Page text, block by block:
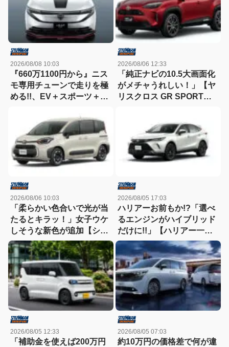
2026/08/08 10:03
『660万1100円から』ニス
モ専用チューンで走りを極
める!!、EV＋スポーツ＋ク
型リーフNISMO】
2026/08/06 12:33
「純正ナビの10.5大画面化
がメチャうれしい！」【ヤ
リスクロス GR SPORT一
2026/08/06 10:03
「柔らかい色合いで光が当
たるとキラッ！」女子ウケ
しそうな新色が追加【シエ
ンタ一部改良】
2026/08/05 17:03
ハリアーお前もか!?「選べ
るエンジンがハイブリッド
だけに!!」【ハリアー一部
改良】
2026/08/05 12:33
「補助金を使えば200万円
2026/08/05 07:03
約10万円の価格差で何が違